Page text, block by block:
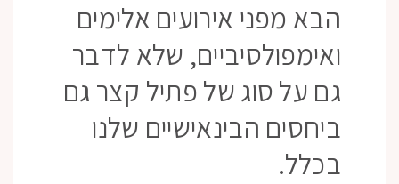
הבא מפני אירועים אלימים
ואימפולסיביים, שלא לדבר
גם על סוג של פתיל קצר גם
ביחסים הבינאישיים שלנו
בכלל.